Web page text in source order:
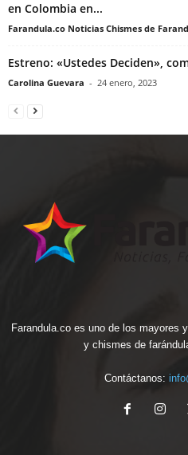
en Colombia en...
Farandula.co Noticias Chismes de
Estreno: «Ustedes Deciden»,
Carolina Guevara - 24 enero, 2023
Farandula.co es uno de los mayores
y chismes de
Contáctanos: